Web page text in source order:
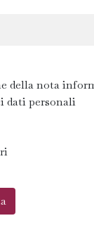
della nota
dati personali